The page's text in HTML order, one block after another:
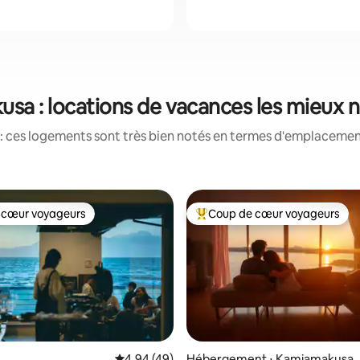
: locations de vacances les mieux
ces logements sont très bien notés en termes
cœur voyageurs
voyageurs Coups de cœur voyageurs les
Coup de cœur voyageurs